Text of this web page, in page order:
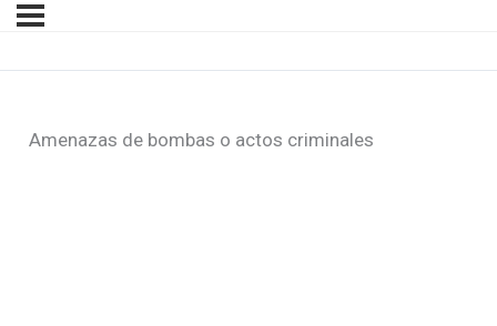
Amenazas de bombas o actos criminales